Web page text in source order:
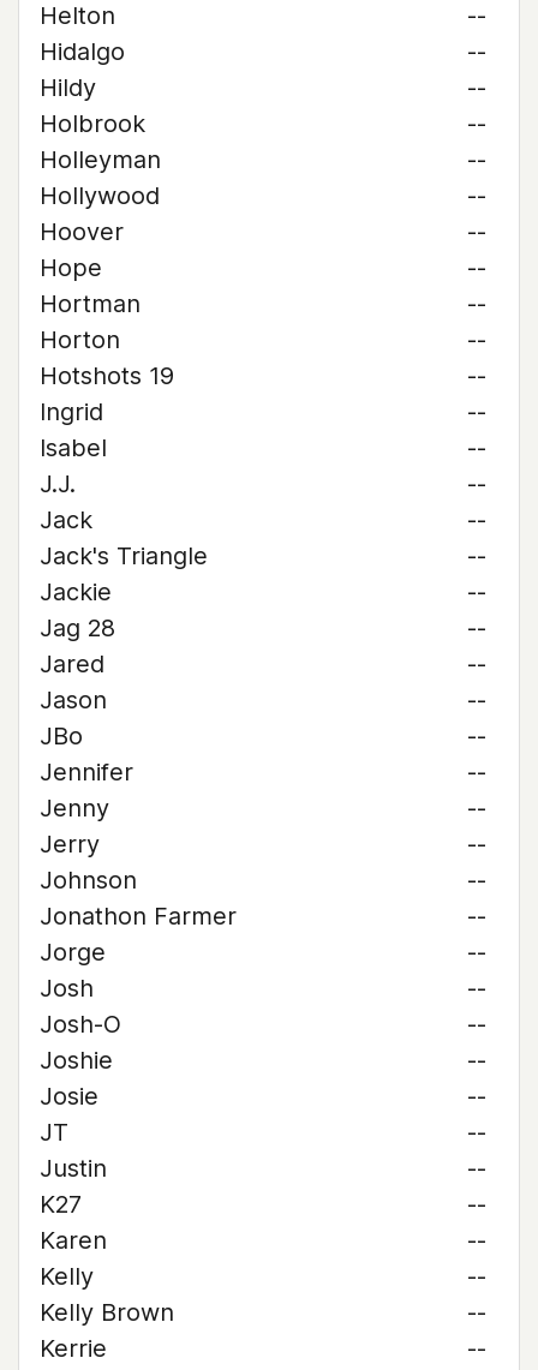
Helton
--
Hidalgo
--
Hildy
--
Holbrook
--
Holleyman
--
Hollywood
--
Hoover
--
Hope
--
Hortman
--
Horton
--
Hotshots 19
--
Ingrid
--
Isabel
--
J.J.
--
Jack
--
Jack's Triangle
--
Jackie
--
Jag 28
--
Jared
--
Jason
--
JBo
--
Jennifer
--
Jenny
--
Jerry
--
Johnson
--
Jonathon Farmer
--
Jorge
--
Josh
--
Josh-O
--
Joshie
--
Josie
--
JT
--
Justin
--
K27
--
Karen
--
Kelly
--
Kelly Brown
--
Kerrie
--